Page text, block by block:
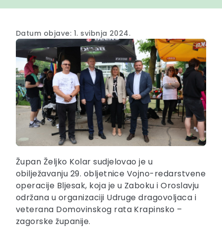
Datum objave: 1. svibnja 2024.
Župan Željko Kolar sudjelovao je u
obilježavanju 29. obljetnice Vojno-redarstvene
operacije Bljesak, koja je u Zaboku i Oroslavju
održana u organizaciji Udruge dragovoljaca i
veterana Domovinskog rata Krapinsko –
zagorske županije.